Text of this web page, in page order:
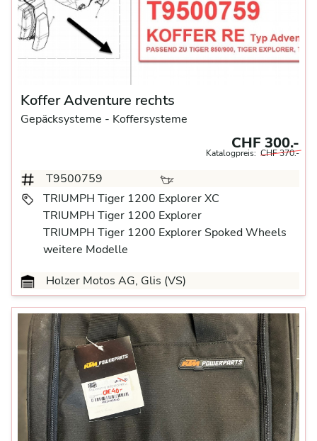
Koffer Adventure rechts
Gepäcksysteme - Koffersysteme
CHF 300.-
Katalogpreis: CHF 370.-
T9500759
TRIUMPH Tiger 1200 Explorer XC
TRIUMPH Tiger 1200 Explorer
TRIUMPH Tiger 1200 Explorer Spoked Wheels
weitere Modelle
Holzer Motos AG, Glis (VS)